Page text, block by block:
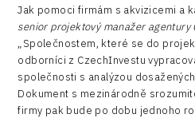
Jak pomoci firmám s akvizicemi a
senior projektový manažer agentury
„Společnostem, které se do
odborníci z CzechInvestu
společnosti s analýzou
Dokument s mezinárodně
firmy pak bude po dobu jednoho